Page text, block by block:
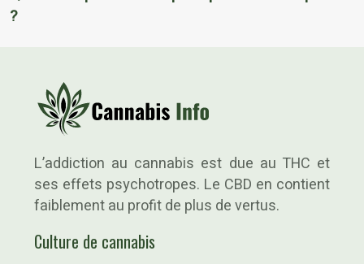
?
L’addiction au cannabis est due au THC et
ses effets psychotropes. Le CBD en contient
faiblement au profit de plus de vertus.
Culture de cannabis